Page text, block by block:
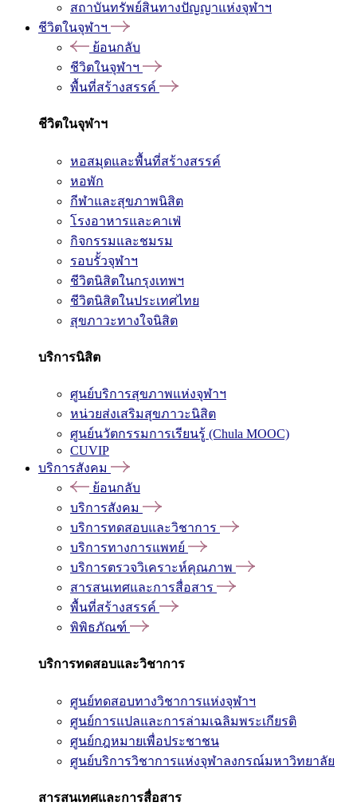
สถาบันทรัพย์สินทางปัญญาแห่งจุฬาฯ
ชีวิตในจุฬาฯ
ย้อนกลับ
ชีวิตในจุฬาฯ
พื้นที่สร้างสรรค์
ชีวิตในจุฬาฯ
หอสมุดและพื้นที่สร้างสรรค์
หอพัก
กีฬาและสุขภาพนิสิต
โรงอาหารและคาเฟ่
กิจกรรมและชมรม
รอบรั้วจุฬาฯ
ชีวิตนิสิตในกรุงเทพฯ
ชีวิตนิสิตในประเทศไทย
สุขภาวะทางใจนิสิต
บริการนิสิต
ศูนย์บริการสุขภาพแห่งจุฬาฯ
หน่วยส่งเสริมสุขภาวะนิสิต
ศูนย์นวัตกรรมการเรียนรู้ (Chula MOOC)
CUVIP
บริการสังคม
ย้อนกลับ
บริการสังคม
บริการทดสอบและวิชาการ
บริการทางการแพทย์
บริการตรวจวิเคราะห์คุณภาพ
สารสนเทศและการสื่อสาร
พื้นที่สร้างสรรค์
พิพิธภัณฑ์
บริการทดสอบและวิชาการ
ศูนย์ทดสอบทางวิชาการแห่งจุฬาฯ
ศูนย์การแปลและการล่ามเฉลิมพระเกียรติ
ศูนย์กฎหมายเพื่อประชาชน
ศูนย์บริการวิชาการแห่งจุฬาลงกรณ์มหาวิทยาลัย
สารสนเทศและการสื่อสาร